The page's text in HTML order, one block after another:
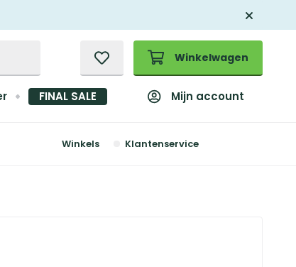
Winkelwagen
FINAL SALE Mijn account
Winkels Klantenservice